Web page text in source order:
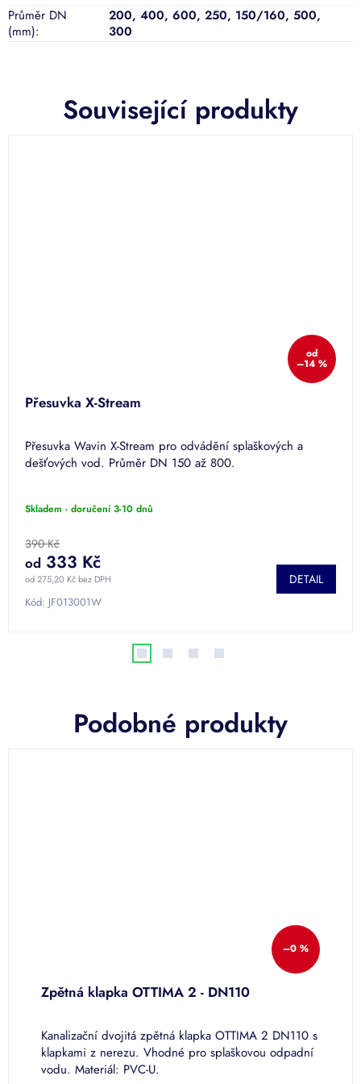
Související produkty
od
–14 %
Přesuvka X-Stream
Přesuvka Wavin X-Stream pro odvádění splaškových a
dešťových vod. Průměr DN 150 až 800.
Skladem - doručení 3-10 dnů
390 Kč
od 275,20 Kč bez DPH
od 333 Kč
DETAIL
Kód: JF013001W
Průměr DN
(mm):
200, 400, 600, 250, 150/160, 500,
300
Podobné produkty
–0 %
Zpětná klapka OTTIMA 2 - DN110
Kanalizační dvojitá zpětná klapka OTTIMA 2 DN110 s
klapkami z nerezu. Vhodné pro splaškovou odpadní
vodu. Materiál: PVC-U.